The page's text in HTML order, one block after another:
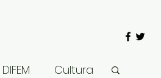
DIFEM Cultura